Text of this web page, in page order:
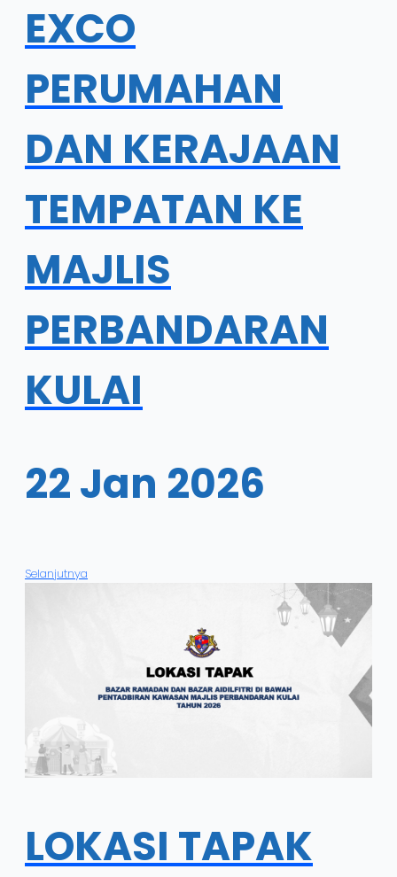
EXCO
PERUMAHAN
DAN KERAJAAN
TEMPATAN KE
MAJLIS
PERBANDARAN
KULAI
22 Jan 2026
Selanjutnya
LOKASI TAPAK